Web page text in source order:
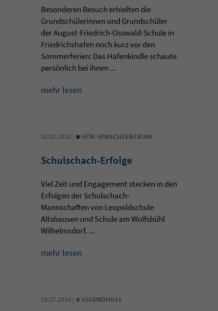
Besonderen Besuch erhielten die
Grundschülerinnen und Grundschüler
der August-Friedrich-Osswald-Schule in
Friedrichshafen noch kurz vor den
Sommerferien: Das Hafenkindle schaute
persönlich bei ihnen ...
mehr lesen
30.07.2026 | • HÖR-SPRACHZENTRUM
Schulschach-Erfolge
Viel Zeit und Engagement stecken in den
Erfolgen der Schulschach-
Mannschaften von Leopoldschule
Altshausen und Schule am Wolfsbühl
Wilhelmsdorf. ...
mehr lesen
29.07.2026 | • JUGENDHILFE